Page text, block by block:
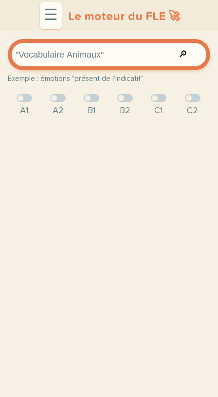
☰ Le moteur du FLE 🚀
🔎
Exemple : émotions "présent de l'indicatif"
A1 A2 B1 B2 C1 C2